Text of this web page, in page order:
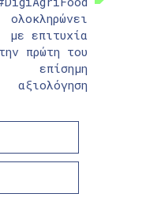
ολοκληρώνει
με επιτυχία
την πρώτη του
επίσημη
αξιολόγηση